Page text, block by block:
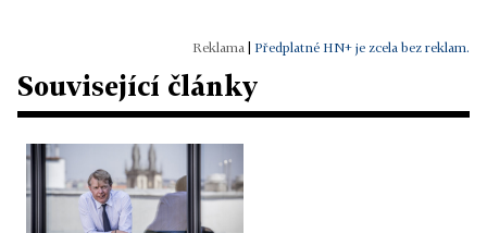
Předplatné HN+ je zcela bez reklam.
Související články